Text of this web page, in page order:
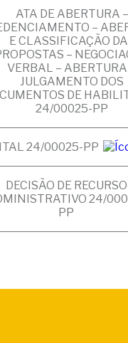
ATA DE ABERTURA –
–
E CLASSIFICAÇÃO
–
VERBAL –
JULGAMENTO DOS
DE
24/00025-PP
24/00025-PP
DECISÃO DE RECURSO
24/
PP